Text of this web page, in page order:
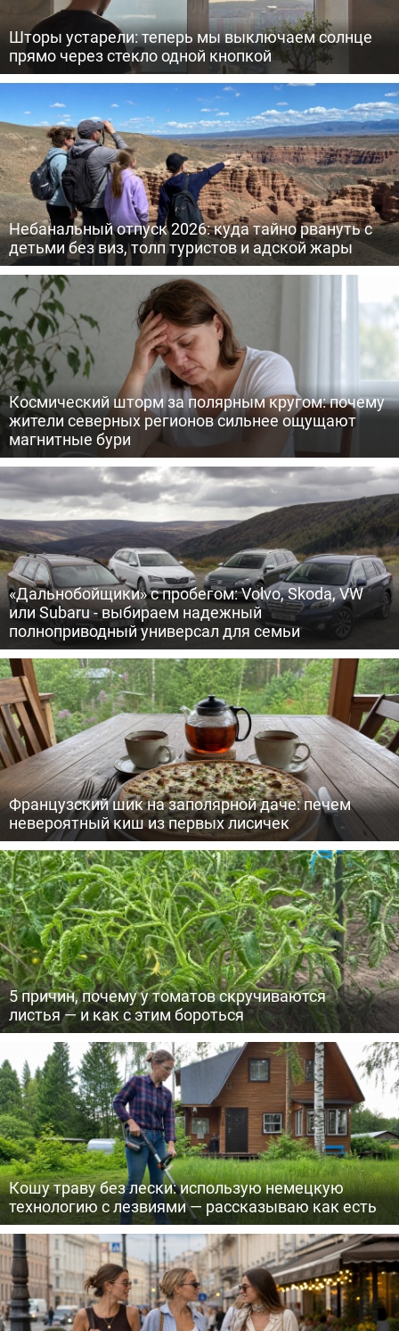
Шторы устарели: теперь мы выключаем солнце
прямо через стекло одной кнопкой
Небанальный отпуск 2026: куда тайно рвануть с
детьми без виз, толп туристов и адской жары
Космический шторм за полярным кругом: почему
жители северных регионов сильнее ощущают
магнитные бури
«Дальнобойщики» с пробегом: Volvo, Skoda, VW
или Subaru - выбираем надежный
полноприводный универсал для семьи
Французский шик на заполярной даче: печем
невероятный киш из первых лисичек
5 причин, почему у томатов скручиваются
листья — и как с этим бороться
Кошу траву без лески: использую немецкую
технологию с лезвиями — рассказываю как есть